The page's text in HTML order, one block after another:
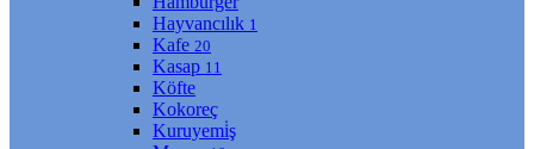
Hayvancılık 1
Kafe 20
Kasap 11
Köfte
Kokoreç
Kuruyemi̇ş